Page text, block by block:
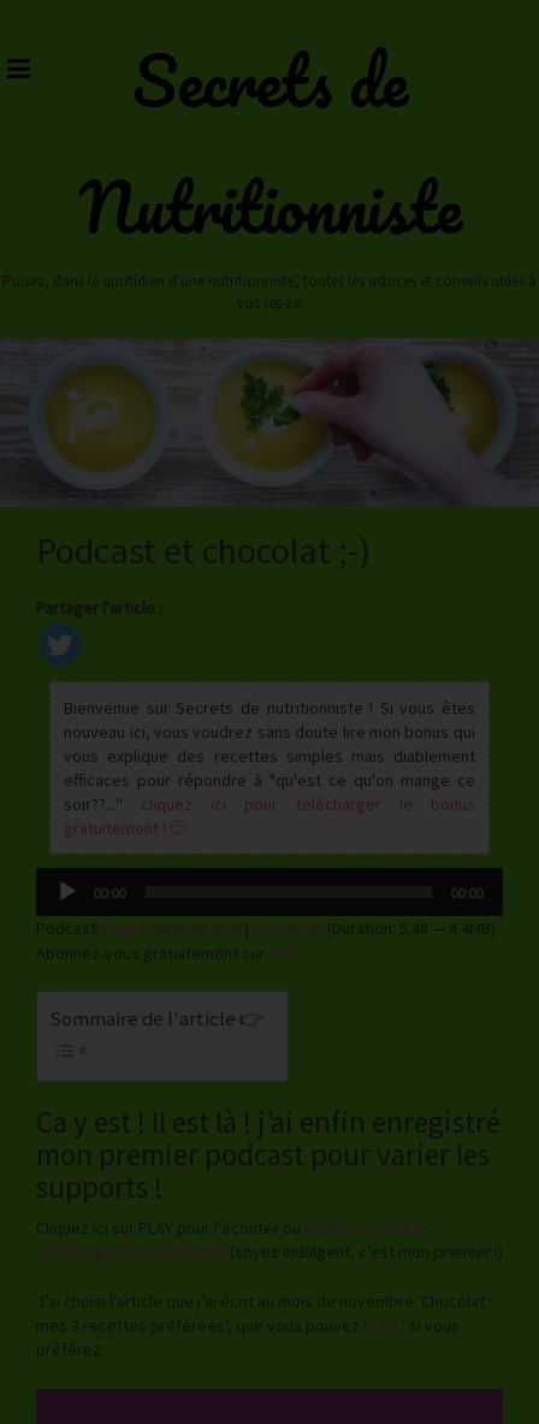
content
Secrets de
Nutritionniste
Puisez, dans le quotidien d'une nutritionniste, toutes les astuces et conseils utiles à
vos repas!
Podcast et chocolat ;-)
Partager l'article :
Bienvenue sur Secrets de nutritionniste ! Si vous êtes
nouveau ici, vous voudrez sans doute lire mon bonus qui
vous explique des recettes simples mais diablement
efficaces pour répondre à "qu'est ce qu'on mange ce
soir??...'' cliquez ici pour télécharger le bonus
gratuitement ! 🙂
Lecteur
audio
00:00 00:00
Podcast: Play in new window | Download (Duration: 5:48 — 4.4MB)
Abonnez-vous gratuitement sur RSS
Sommaire de l'article 👉
Ca y est ! Il est là ! j’ai enfin enregistré
mon premier podcast pour varier les
supports !
Cliquez ici sur PLAY pour l’écouter ou cliquez ici pour le
télécharger directement!!! (soyez indulgent, c’est mon premier !)
J’ai choisi l’article que j’ai écrit au mois de novembre ‘Chocolat :
mes 3 recettes préférées’, que vous pouvez lire ici si vous
préférez